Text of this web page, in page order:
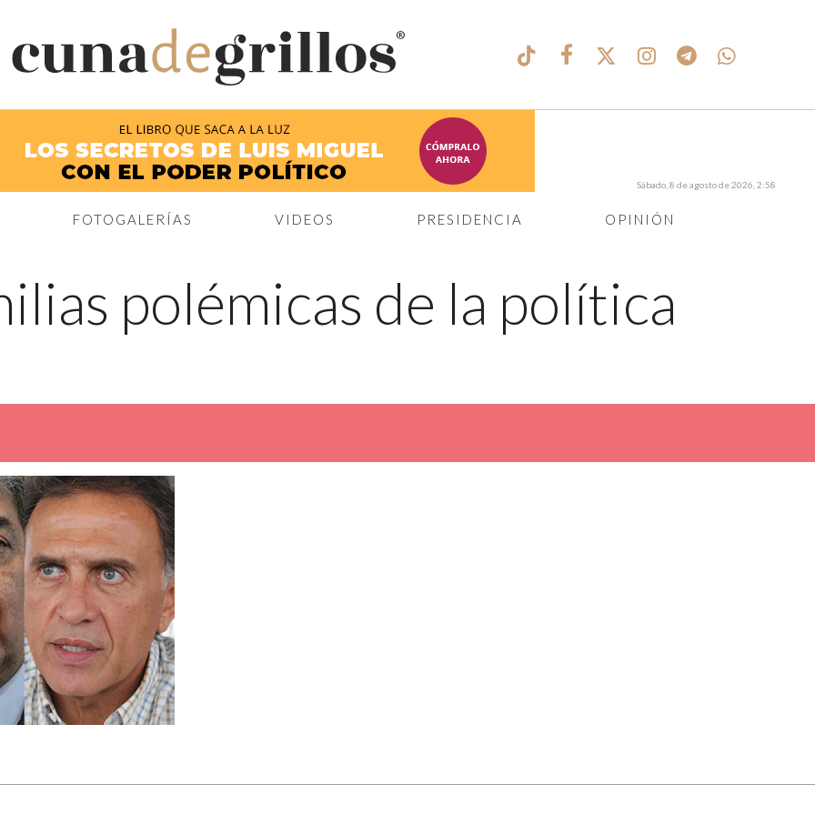
®
FOTOGALERÍAS VIDEOS PRESIDENCIA OPINIÓN
Sábado, 8 de agosto de 2026, 2:58
polémicas de la política